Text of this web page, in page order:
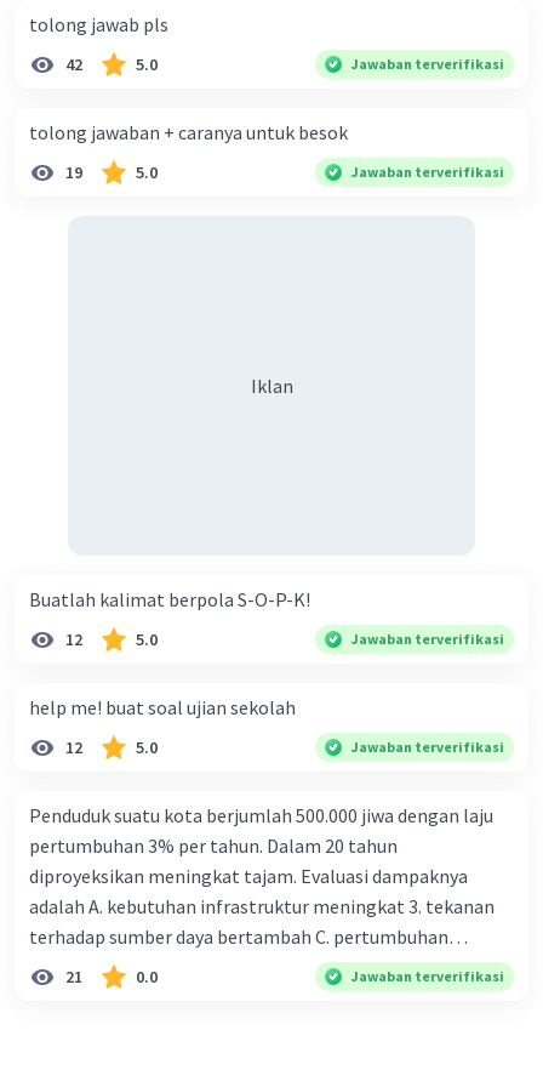
- Tahap pupa adalah masa transformasi dari larva
menjadi nyamuk dewasa.
tidak mengalami metamorfosis sempurna. Jangkrik
mengalami metamorfosis tidak sempurna, di mana
perubahan dari fase nimfa ke dewasa tidak melalui
tolong jawab pls
42 5.0 Jawaban terverifikasi
tolong jawaban + caranya untuk besok
19 5.0 Jawaban terverifikasi
Iklan
Buatlah kalimat berpola S-O-P-K!
12 5.0 Jawaban terverifikasi
help me! buat soal ujian sekolah
12 5.0 Jawaban terverifikasi
Penduduk suatu kota berjumlah 500.000 jiwa dengan laju
pertumbuhan 3% per tahun. Dalam 20 tahun
diproyeksikan meningkat tajam. Evaluasi dampaknya
adalah A. kebutuhan infrastruktur meningkat 3. tekanan
terhadap sumber daya bertambah C. pertumbuhan
eksponensial berdampak jangka panjang D. tidak
memengaruhi tata ruang E. proyeksi penduduk penting
21 0.0 Jawaban terverifikasi